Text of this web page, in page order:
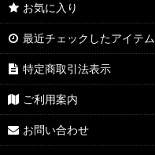
お気に入り
最近チェックしたアイテム
特定商取引法表示
ご利用案内
お問い合わせ